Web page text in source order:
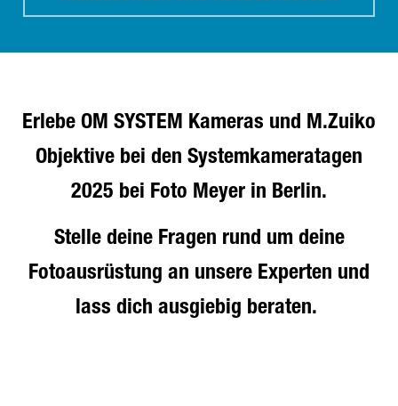
Erlebe OM SYSTEM Kameras und M.Zuiko
Objektive bei den Systemkameratagen
2025 bei Foto Meyer in Berlin.
Stelle deine Fragen rund um deine
Fotoausrüstung an unsere Experten und
lass dich ausgiebig beraten.